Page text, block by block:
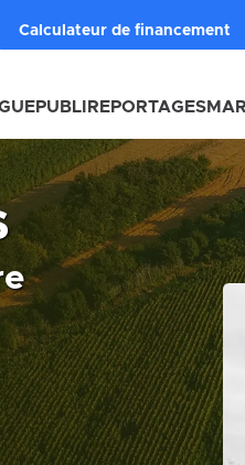
Calculateur de financement
PUBLIREPORTAGES